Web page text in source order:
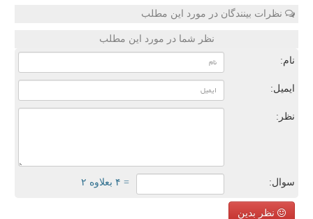
نظرات بینندگان در مورد این مطلب
نظر شما در مورد این مطلب
نام:
ایمیل:
نظر:
سوال: = ۴ بعلاوه ۲
نظر بدین